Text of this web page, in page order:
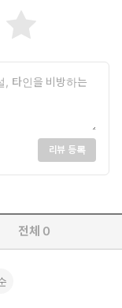
리뷰 등록
전체 0